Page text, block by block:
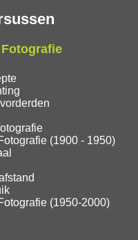
(1900 - 1950)
(1950-2000)